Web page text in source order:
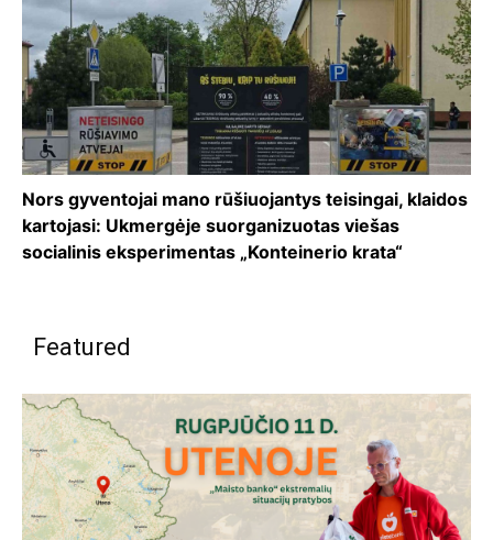
Nors gyventojai mano rūšiuojantys teisingai, klaidos
kartojasi: Ukmergėje suorganizuotas viešas
socialinis eksperimentas „Konteinerio krata“
Featured